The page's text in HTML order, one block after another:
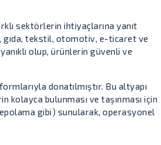
sektörlerin ihtiyaçlarına yanıt
gıda, tekstil, otomotiv, e-ticaret ve
olup, ürünlerin güvenli ve
donatılmıştır. Bu altyapı
kolayca bulunması ve taşınması için
gibi) sunularak, operasyonel